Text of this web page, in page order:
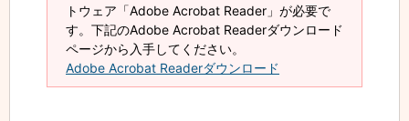
トウェア「Adobe Acrobat Reader」が必要で
す。下記のAdobe Acrobat Readerダウンロード
ページから入手してください。
Adobe Acrobat Readerダウンロード